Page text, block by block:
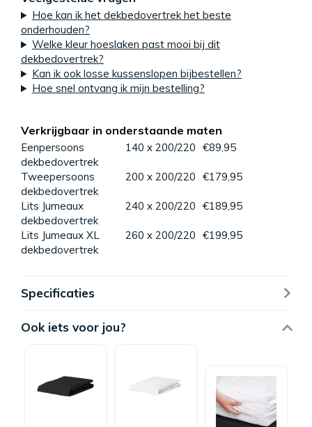
Hoe kan ik het dekbedovertrek het beste
onderhouden?
Welke kleur hoeslaken past mooi bij dit
dekbedovertrek?
Kan ik ook losse kussenslopen bijbestellen?
Hoe snel ontvang ik mijn bestelling?
Verkrijgbaar in onderstaande maten
Eenpersoons
dekbedovertrek
140 x 200/220 €89,95
Tweepersoons
dekbedovertrek
200 x 200/220 €179,95
Lits Jumeaux
dekbedovertrek
240 x 200/220 €189,95
Lits Jumeaux XL
dekbedovertrek
260 x 200/220 €199,95
Specificaties
Ook iets voor jou?